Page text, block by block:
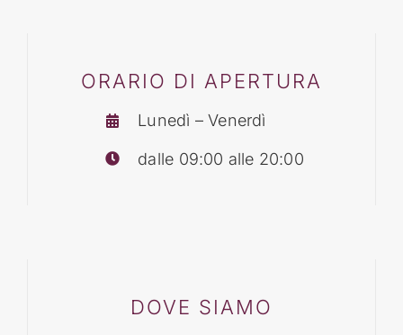
ORARIO DI APERTURA
Lunedì – Venerdì
dalle 09:00 alle 20:00
DOVE SIAMO